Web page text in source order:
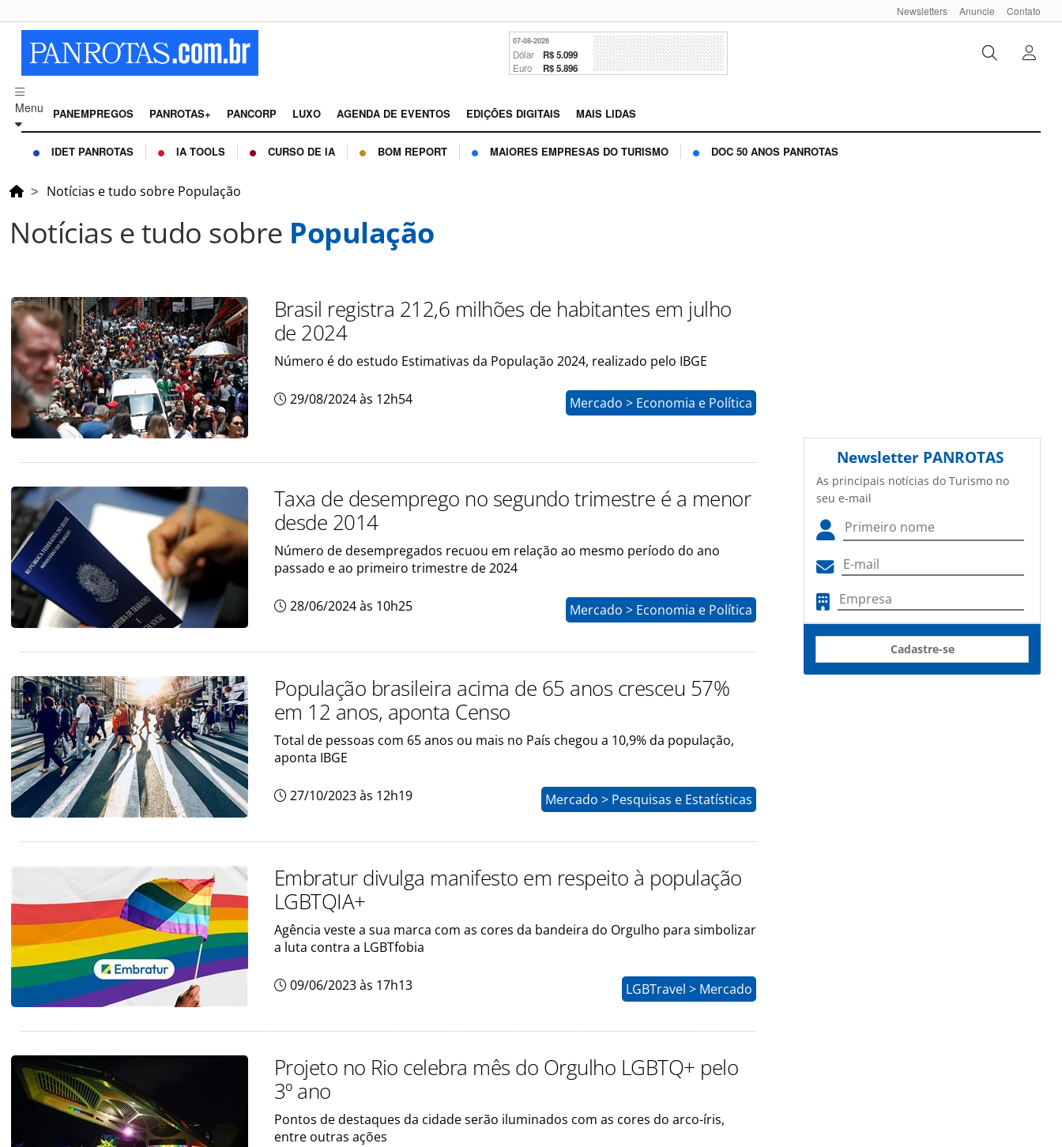
Newsletters Anuncie Contato
07-08-2026
Dólar R$ 5.099
Euro R$ 5.896
Menu PANEMPREGOS PANROTAS+ PANCORP LUXO AGENDA DE EVENTOS EDIÇÕES DIGITAIS MAIS LIDAS
IDET PANROTAS IA TOOLS CURSO DE IA BOM REPORT MAIORES EMPRESAS DO TURISMO DOC 50 ANOS PANROTAS
Notícias e tudo sobre População
Notícias e tudo sobre População
Brasil registra 212,6 milhões de habitantes em julho
de 2024
Número é do estudo Estimativas da População 2024, realizado pelo IBGE
29/08/2024 às 12h54 Mercado > Economia e Política
Taxa de desemprego no segundo trimestre é a menor
desde 2014
Número de desempregados recuou em relação ao mesmo período do ano
passado e ao primeiro trimestre de 2024
28/06/2024 às 10h25 Mercado > Economia e Política
População brasileira acima de 65 anos cresceu 57%
em 12 anos, aponta Censo
Total de pessoas com 65 anos ou mais no País chegou a 10,9% da população,
aponta IBGE
27/10/2023 às 12h19 Mercado > Pesquisas e Estatísticas
Embratur divulga manifesto em respeito à população
LGBTQIA+
Agência veste a sua marca com as cores da bandeira do Orgulho para simbolizar
a luta contra a LGBTfobia
09/06/2023 às 17h13 LGBTravel > Mercado
Projeto no Rio celebra mês do Orgulho LGBTQ+ pelo
3º ano
Pontos de destaques da cidade serão iluminados com as cores do arco-íris,
entre outras ações
Newsletter PANROTAS
As principais notícias do Turismo no
seu e-mail
Cadastre-se